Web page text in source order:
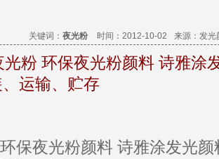
关键词： 夜光粉 时间：2012-10-02 来源： 发光
光粉 环保夜光粉颜料 诗雅涂
运输、贮存
环保夜光粉颜料 诗雅涂发光颜